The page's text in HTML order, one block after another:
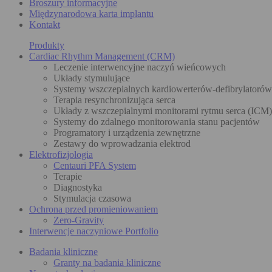
Broszury informacyjne
Międzynarodowa karta implantu
Kontakt
Produkty
Cardiac Rhythm Management (CRM)
Leczenie interwencyjne naczyń wieńcowych
Układy stymulujące
Systemy wszczepialnych kardiowerterów-
Terapia resynchronizująca serca
Układy z wszczepialnymi monitorami rytmu serca (ICM)
Systemy do zdalnego monitorowania stanu pacjentów
Programatory i urządzenia zewnętrzne
Zestawy do wprowadzania elektrod
Elektrofizjologia
Centauri PFA System
Terapie
Diagnostyka
Stymulacja czasowa
Ochrona przed promieniowaniem
Zero-Gravity
Interwencje naczyniowe Portfolio
Badania kliniczne
Granty na badania kliniczne